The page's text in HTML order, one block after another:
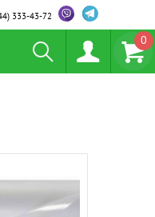
333-43-72
0